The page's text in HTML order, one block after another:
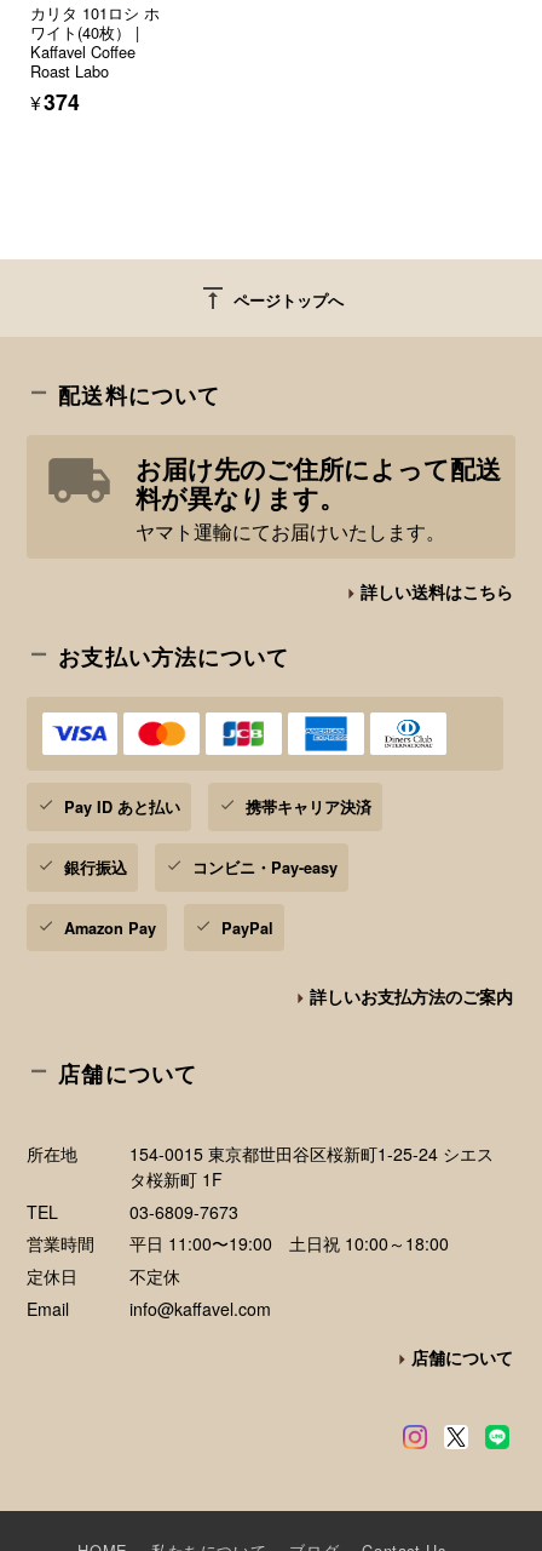
カリタ 101ロシ ホ
ワイト(40枚） |
Kaffavel Coffee
Roast Labo
¥374
vertical_align_top ページトップへ
配送料について
お届け先のご住所によって配送
料が異なります。
ヤマト運輸にてお届けいたします。
詳しい送料はこちら
お支払い方法について
Pay ID あと払い 携帯キャリア決済
銀行振込 コンビニ・Pay-easy
Amazon Pay PayPal
詳しいお支払方法のご案内
店舗について
所在地
154-0015 東京都世田谷区桜新町1-25-24 シエス
タ桜新町 1F
TEL
03-6809-7673
営業時間
平日 11:00〜19:00 土日祝 10:00～18:00
定休日
不定休
Email
info@kaffavel.com
店舗について